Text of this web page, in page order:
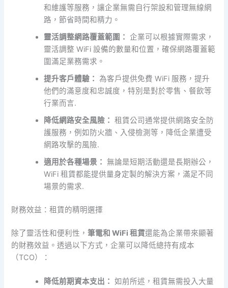
和維護等服務，讓企業無需自行架設和管理無線網
路，節省時間和精力。
靈活調整網路覆蓋範圍： 企業可以根據實際需求，
靈活調整 WiFi 設備的數量和位置，確保網路覆蓋範
圍滿足業務需求。
提升客戶體驗： 為客戶提供免費 WiFi 服務，提升
他們的滿意度和忠誠度，特別是對於零售、餐飲等
行業而言.
降低網路安全風險： 租賃公司通常提供網路安全防
護服務，例如防火牆、入侵檢測等，降低企業遭受
網路攻擊的風險.
適用於各種場景：
無論是短期活動還是長期辦公，
WiFi 租賃都能提供量身定製的解決方案，滿足不同
場景的需求.
財務效益：租賃的精明選擇
除了靈活性和便利性，筆電和 WiFi 租賃還能為企業帶來顯著
的財務效益。透過以下方式，企業可以降低總持有成本
（TCO）：
降低前期資本支出： 如前所述，租賃無需投入大量